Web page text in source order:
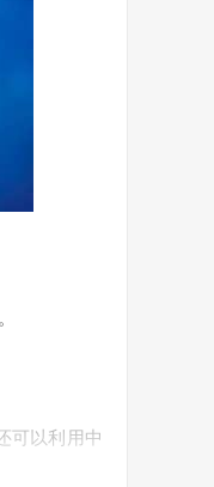
可以利用中